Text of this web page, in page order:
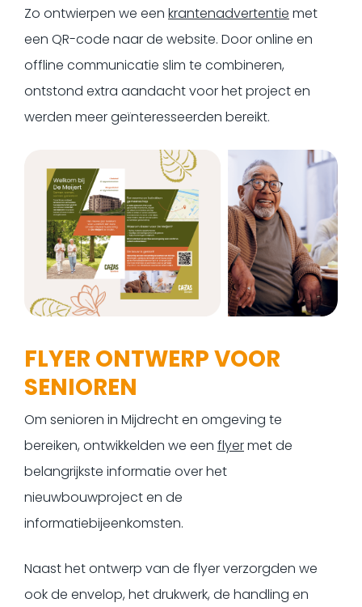
Zo ontwierpen we een krantenadvertentie met
een QR-code naar de website. Door online en
offline communicatie slim te combineren,
ontstond extra aandacht voor het project en
werden meer geïnteresseerden bereikt.
FLYER ONTWERP VOOR
SENIOREN
Om senioren in Mijdrecht en omgeving te
bereiken, ontwikkelden we een flyermet de
belangrijkste informatie over het
nieuwbouwproject en de
informatiebijeenkomsten.
Naast het ontwerp van de flyer verzorgden we
ook de envelop, het drukwerk, de handling en